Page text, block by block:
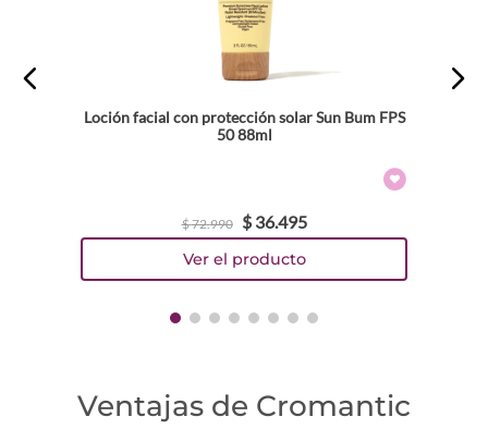
Loción facial con protección solar Sun Bum FPS
50 88ml
$72.990 $ 36.495
Ventajas de Cromantic